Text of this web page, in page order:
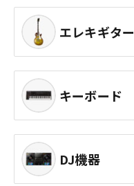
エレキギター
キーボード
DJ機器